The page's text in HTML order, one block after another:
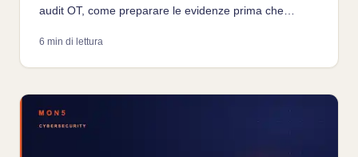
audit OT, come preparare le evidenze prima che
di prova documentale.
6 min di lettura